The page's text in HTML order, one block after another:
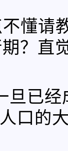
懂请
？直
旦已经
口的